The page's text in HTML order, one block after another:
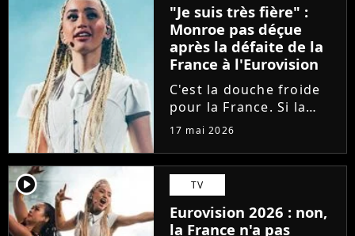
"Je suis très fière" :
Monroe pas déçue
après la défaite de la
France à l'Eurovision
C'est la douche froide
pour la France. Si la
Bulgarie a déjoué tous
arrivant en tête à
l'Eurovision, la
chanteuse Monroe n'a
décroché que la 11ème
place. Elle réagit...
17 mai 2026
player2 TV
Eurovision 2026 : non,
la France n'a pas